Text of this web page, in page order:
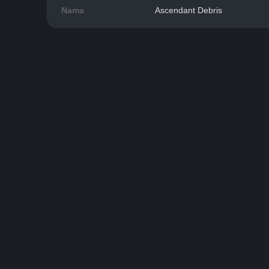
Nama Ascendant Debris